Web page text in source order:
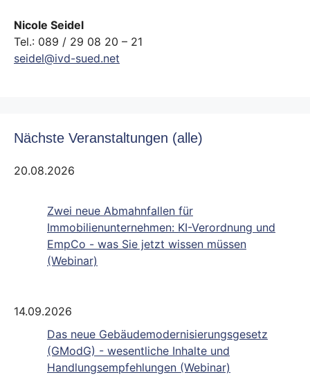
Nicole Seidel
Tel.: 089 / 29 08 20 – 21
seidel@ivd-sued.net
Nächste Veranstaltungen (alle)
20.08.2026
Zwei neue Abmahnfallen für
Immobilienunternehmen: KI-Verordnung und
EmpCo - was Sie jetzt wissen müssen
(Webinar)
14.09.2026
Das neue Gebäudemodernisierungsgesetz
(GModG) - wesentliche Inhalte und
Handlungsempfehlungen (Webinar)